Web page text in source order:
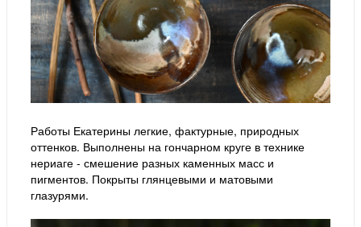
Работы Екатерины легкие, фактурные, природных
оттенков. Выполнены на гончарном круге в технике
нериаге - смешение разных каменных масс и
пигментов. Покрыты глянцевыми и матовыми
глазурями.